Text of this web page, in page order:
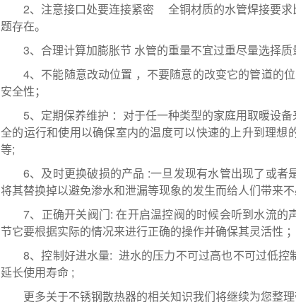
2、注意接口处要连接紧密 全铜材质的水管焊接要求
题存在。
3、合理计算加膨胀节 水管的重量不宜过重尽量选
4、不能随意改动位置 ，不要随意的改变它的管道的
安全性；
5、定期保养维护 ：对于任一种类型的家庭用取暖设
全的运行和使用以确保室内的温度可以快速的上升到理
等;
6、及时更换破损的产品 :一旦发现有水管出现了或
将其替换掉以避免渗水和泄漏等现象的发生而给人们带来
7、正确开关阀门: 在开启温控阀的时候会听到水流
节它要根据实际的情况来进行正确的操作并确保其灵活性 ；
8、控制好进水量: 进水的压力不可过高也不可过低
延长使用寿命 ;
更多关于不锈钢散热器的相关知识我们将继续为您整